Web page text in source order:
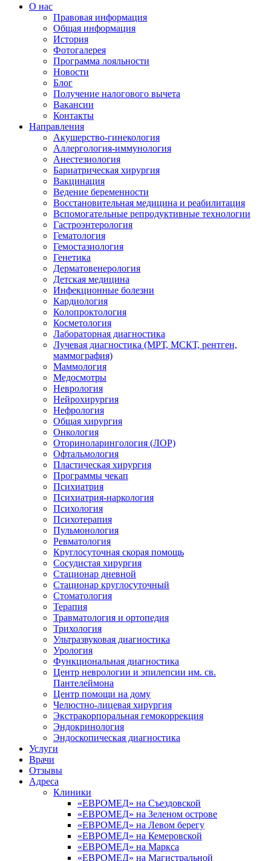
О нас
Правовая информация
Общая информация
История
Фотогалерея
Программа лояльности
Новости
Блог
Получение налогового вычета
Вакансии
Контакты
Направления
Акушерство-гинекология
Аллергология-иммунология
Анестезиология
Бариатрическая хирургия
Вакцинация
Ведение беременности
Восстановительная медицина и реабилитация
Вспомогательные репродуктивные технологии
Гастроэнтерология
Гематология
Гемостазиология
Генетика
Дерматовенерология
Детская медицина
Инфекционные болезни
Кардиология
Колопроктология
Косметология
Лабораторная диагностика
Лучевая диагностика (МРТ, МСКТ, рентген,
маммография)
Маммология
Медосмотры
Неврология
Нейрохирургия
Нефрология
Общая хирургия
Онкология
Оториноларингология (ЛОР)
Офтальмология
Пластическая хирургия
Программы чекап
Психиатрия
Психиатрия-наркология
Психология
Психотерапия
Пульмонология
Ревматология
Круглосуточная скорая помощь
Сосудистая хирургия
Стационар дневной
Стационар круглосуточный
Стоматология
Терапия
Травматология и ортопедия
Трихология
Ультразвуковая диагностика
Урология
Функциональная диагностика
Центр неврологии и эпилепсии им. св.
Пантелеймона
Центр помощи на дому
Челюстно-лицевая хирургия
Экстракорпоральная гемокоррекция
Эндокринология
Эндоскопическая диагностика
Услуги
Врачи
Отзывы
Адреса
Клиники
«ЕВРОМЕД» на Съездовской
«ЕВРОМЕД» на Зеленом острове
«ЕВРОМЕД» на Левом берегу
«ЕВРОМЕД» на Кемеровской
«ЕВРОМЕД» на Маркса
«ЕВРОМЕД» на Магистральной